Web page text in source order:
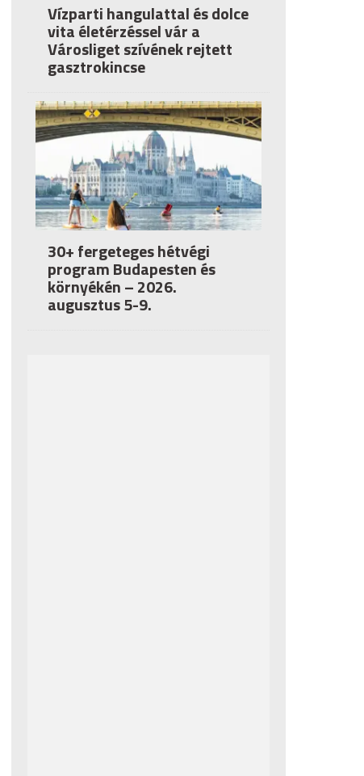
Vízparti hangulattal és dolce
vita életérzéssel vár a
Városliget szívének rejtett
gasztrokincse
30+ fergeteges hétvégi
program Budapesten és
környékén – 2026.
augusztus 5-9.